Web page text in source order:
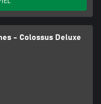
- Colossus Deluxe